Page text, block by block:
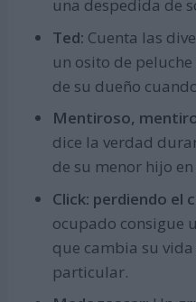
una despedida de
Ted: Cuenta las
un osito de
de su dueño
Mentiroso,
dice la verdad
de su menor hijo
Click: perdiendo el
ocupado consigue
que cambia su
particular.